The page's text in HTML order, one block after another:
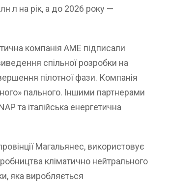
л на рік, а до 2026 року —
компанія AME підписали
спільної розробки на
пілотної фази. Компанія
пального. Іншими партнерами
та італійська енергетична
Магальянес, використовує
кліматично нейтрального
яка виробляється